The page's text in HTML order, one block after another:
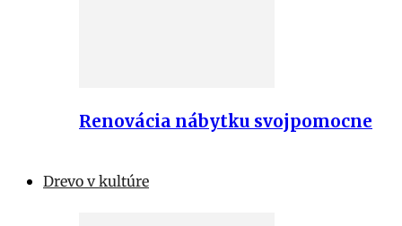
Renovácia nábytku svojpomocne
Drevo v kultúre